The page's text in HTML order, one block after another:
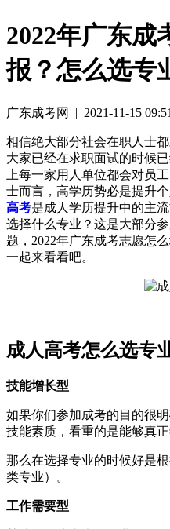
2022年广东成
报？怎么选专
广东成考网 | 2021-11-15 09:51
相信绝大部分社会在职人士
大家已经在求职面试的时候
上每一家用人单位都会对员
士而言，高学历势必是提升
高考是成人学历提升中的主
选择什么专业？这是大部分
题，2022年广东成考志愿怎
一起来看看吧。
成人高考怎么选专
技能增长型
如果你们参加成考的目的很
技能素质，看重的是能够真
那么在选择专业的时候好是
类专业）。
工作需要型